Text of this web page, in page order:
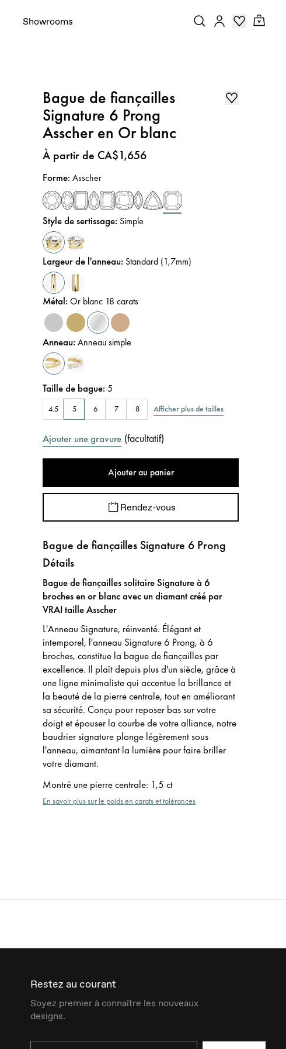
Showrooms
Bague de fiançailles
Signature 6 Prong
Asscher en Or blanc
Prix:
À partir de CA$1,656
Forme:Asscher
Style de sertissage: Simple
Largeur de l'anneau: Standard (1,7mm)
Métal:Or blanc 18 carats
Anneau:Anneau simple
Taille de bague:5
4.5 5 6 7 8 Afficher plus de tailles
Ajouter une gravure (facultatif)
Ajouter au panier
Rendez-vous
Bague de fiançailles Signature 6 Prong
Détails
Bague de fiançailles solitaire Signature à 6
broches en or blanc avec un diamant créé par
VRAI taille Asscher
L'Anneau Signature, réinventé. Élégant et
intemporel, l'anneau Signature 6 Prong, à 6
broches, constitue la bague de fiançailles par
excellence. Il plaît depuis plus d'un siècle, grâce à
une ligne minimaliste qui accentue la brillance et
la beauté de la pierre centrale, tout en améliorant
sa sécurité. Conçu pour reposer bas sur votre
doigt et épouser la courbe de votre alliance, notre
baudrier signature plonge légèrement sous
l'anneau, aimantant la lumière pour faire briller
votre diamant.
Montré une pierre centrale: 1,5 ct
En savoir plus sur le poids en carats et tolérances
Restez au courant
Soyez premier à connaître les nouveaux
designs.